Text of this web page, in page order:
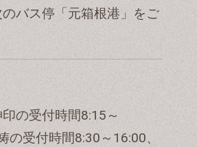
バス停「元箱根港」をご
の受付時間8:15～
の受付時間8:30～16:00、